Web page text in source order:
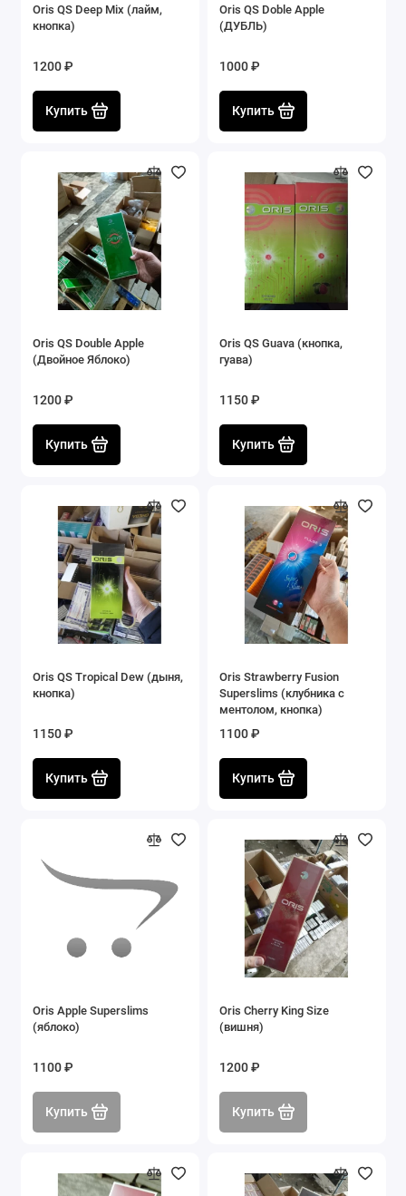
Oris QS Deep Mix (лайм,
кнопка)
1200 ₽
Купить
Oris QS Doble Apple
(ДУБЛЬ)
1000 ₽
Купить
Oris QS Double Apple
(Двойное Яблоко)
1200 ₽
Купить
Oris QS Guava (кнопка,
гуава)
1150 ₽
Купить
Oris QS Tropical Dew (дыня,
кнопка)
1150 ₽
Купить
Oris Strawberry Fusion
Superslims (клубника с
ментолом, кнопка)
1100 ₽
Купить
Oris Apple Superslims
(яблоко)
1100 ₽
Купить
Oris Cherry King Size
(вишня)
1200 ₽
Купить